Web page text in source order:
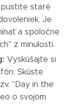
pustite staré
Je
a spoločne
z minulosti.
Vyskúšajte si
Skúste
"Day in the
o svojom